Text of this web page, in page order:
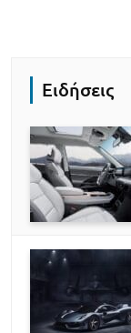
Ειδήσεις